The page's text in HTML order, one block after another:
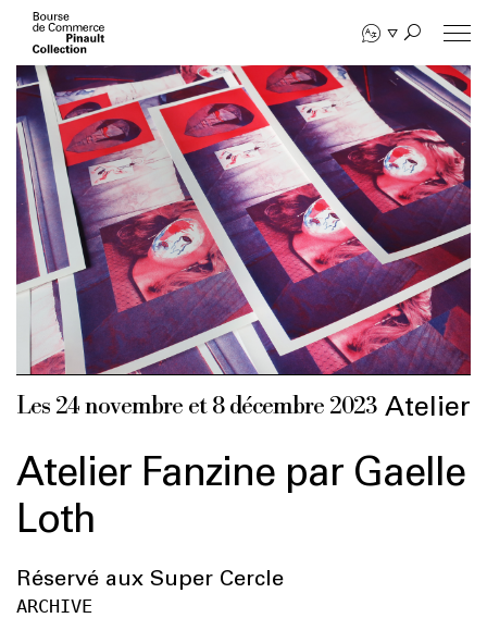
Aller
contenu
principal
Les 24 novembre et 8 décembre 2023 Atelier
Atelier Fanzine par Gaelle
Loth
Réservé aux Super Cercle
ARCHIVE